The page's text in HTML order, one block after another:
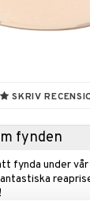
SKRIV
fynden
fynda under